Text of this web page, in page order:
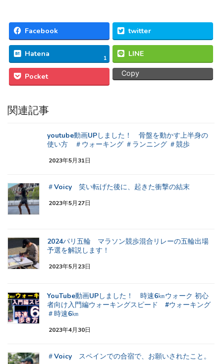
Facebook twitter
Hatena 1 LINE
Pocket Copy
関連記事
youtube動画UPしました！ 骨盤を動かす上半身の
使い方 ＃ウォーキング ＃ランニング ＃競歩
2023年5月31日
＃Voicy 笑い転げた後に、起きた衝撃の結末
2023年5月27日
2024パリ五輪 マラソン競歩混合リレーの五輪出場
予選を解説します！
2023年5月23日
YouTube動画UPしました！ 時速6㎞ウォーク 初心
者向け入門編ウォーキングスピード #ウォーキング
＃時速6㎞
2023年4月30日
＃Voicy スペインでの合宿で、お願いされたこと。